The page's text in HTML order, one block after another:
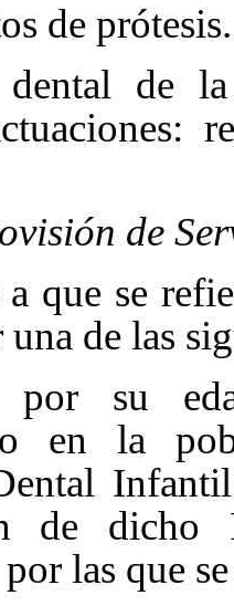
de prótesis.
de
de
a que se
de las
por su
en la
de
las que